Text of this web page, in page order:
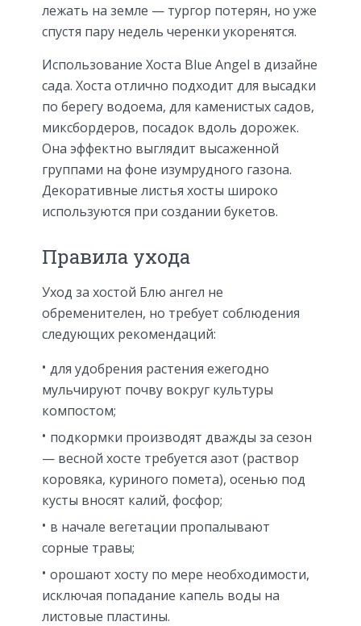
лежать на земле — тургор потерян, но уже
спустя пару недель черенки укоренятся.
Использование Хоста Blue Angel в дизайне
сада. Хоста отлично подходит для высадки
по берегу водоема, для каменистых садов,
миксбордеров, посадок вдоль дорожек.
Она эффектно выглядит высаженной
группами на фоне изумрудного газона.
Декоративные листья хосты широко
используются при создании букетов.
Правила ухода
Уход за хостой Блю ангел не
обременителен, но требует соблюдения
следующих рекомендаций:
для удобрения растения ежегодно
мульчируют почву вокруг культуры
компостом;
подкормки производят дважды за сезон
— весной хосте требуется азот (раствор
коровяка, куриного помета), осенью под
кусты вносят калий, фосфор;
в начале вегетации пропалывают
сорные травы;
орошают хосту по мере необходимости,
исключая попадание капель воды на
листовые пластины.